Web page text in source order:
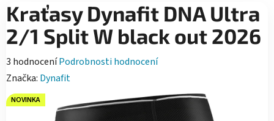
Kraťasy Dynafit DNA Ultra
2/1 Split W black out 2026
Průměrné
hodnocení
produktu
je
3 hodnoceníPodrobnosti hodnocení
Značka: Dynafit
NOVINKA